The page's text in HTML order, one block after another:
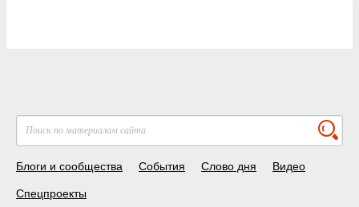
Блоги и сообщества События Слово дня Видео
Спецпроекты